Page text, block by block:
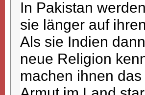
In Pakistan
sie länger auf
Als sie Indien
neue Religion
machen ihnen